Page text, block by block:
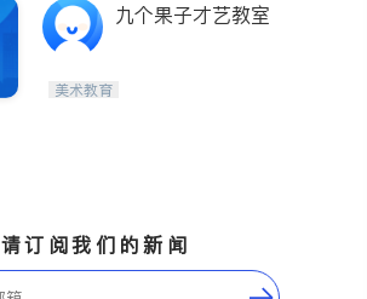
九个果子才艺教室
美术教育
请订阅我们的新闻